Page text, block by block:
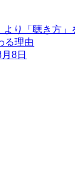
より「聴き方
る理由
8日